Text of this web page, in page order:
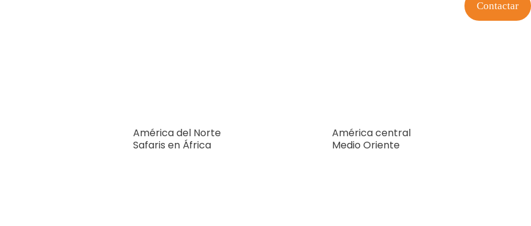
Contactar
América del Norte
América central
Safaris en África
Medio Oriente